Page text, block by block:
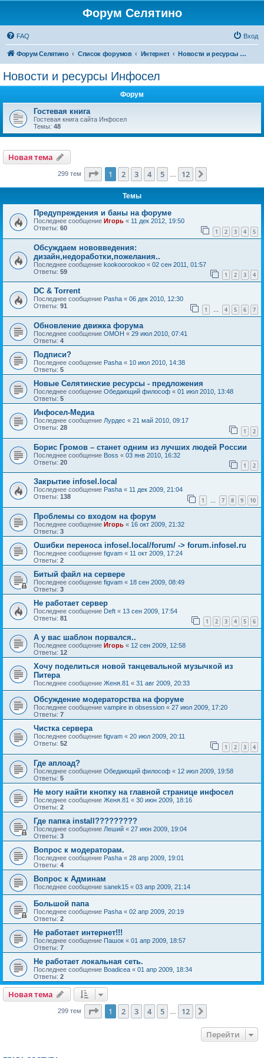
Форум Селятино
FAQ Вход
Форум Селятино Список форумов Интернет Новости и ресурсы Инфосел
Новости и ресурсы Инфосел
Форум
Гостевая книга
Гостевая книга сайта Инфосел
Темы: 48
Новая тема
299 тем Страница из 12
1 2 3 4 5 12
Темы
Предупреждения и баны на форуме
Последнее сообщение Игорь « 11 дек 2012, 19:50
Ответы: 60 1 2 3 4 5
Обсуждаем нововведения:
дизайн,недоработки,пожелания..
Последнее сообщение kookoorookoo « 02 сен 2011, 01:57
Ответы: 59 1 2 3 4
DC & Torrent
Последнее сообщение Pasha « 06 дек 2010, 12:30
Ответы: 91 1 … 4 5 6 7
Обновление движка форума
Последнее сообщение OMOH « 29 июл 2010, 07:41
Ответы: 4
Подписи?
Последнее сообщение Pasha « 10 июл 2010, 14:38
Ответы: 5
Новые Селятинские ресурсы - предложения
Последнее сообщение Обедающий философ « 01 июл 2010, 13:48
Ответы: 5
Инфосел-Медиа
Последнее сообщение Лурдес « 21 май 2010, 09:17
Ответы: 28 1 2
Борис Громов – станет одним из лучших людей России
Последнее сообщение Boss « 03 янв 2010, 16:32
Ответы: 20 1 2
Закрытие infosel.local
Последнее сообщение Pasha « 11 дек 2009, 21:04
Ответы: 138 1 … 7 8 9 10
Проблемы со входом на форум
Последнее сообщение Игорь « 16 окт 2009, 21:32
Ответы: 3
Ошибки переноса infosel.local/forum/ -> forum.infosel.ru
Последнее сообщение figvam « 11 окт 2009, 17:24
Ответы: 2
Битый файл на сервере
Последнее сообщение figvam « 18 сен 2009, 08:49
Ответы: 3
Не работает сервер
Последнее сообщение Deft « 13 сен 2009, 17:54
Ответы: 81 1 2 3 4 5 6
А у вас шаблон порвался..
Последнее сообщение Игорь « 12 сен 2009, 12:58
Ответы: 12
Хочу поделиться новой танцевальной музычкой из
Питера
Последнее сообщение Женя.81 « 31 авг 2009, 20:33
Обсуждение модераторства на форуме
Последнее сообщение vampire in obsession « 27 июл 2009, 17:20
Ответы: 7
Чистка сервера
Последнее сообщение figvam « 20 июл 2009, 20:11
Ответы: 52 1 2 3 4
Где аплоад?
Последнее сообщение Обедающий философ « 12 июл 2009, 19:58
Ответы: 5
Не могу найти кнопку на главной странице инфосел
Последнее сообщение Женя.81 « 30 июн 2009, 18:16
Ответы: 2
Где папка install?????????
Последнее сообщение Леший « 27 июн 2009, 19:04
Ответы: 3
Вопрос к модераторам.
Последнее сообщение Pasha « 28 апр 2009, 19:01
Ответы: 4
Вопрос к Админам
Последнее сообщение sanek15 « 03 апр 2009, 21:14
Большой папа
Последнее сообщение Pasha « 02 апр 2009, 20:19
Ответы: 2
Не работает интернет!!!
Последнее сообщение Пашок « 01 апр 2009, 18:57
Ответы: 7
Не работает локальная сеть.
Последнее сообщение Boadicea « 01 апр 2009, 18:34
Ответы: 2
Новая тема
299 тем Страница из 12
1 2 3 4 5 12
Перейти